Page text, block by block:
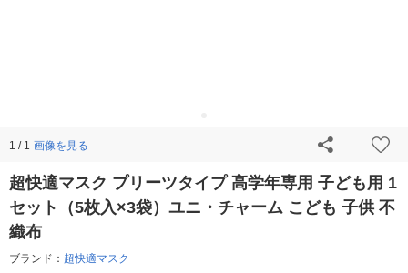
1 / 1 画像を見る
超快適マスク プリーツタイプ 高学年専用 子ども用 1
セット（5枚入×3袋）ユニ・チャーム こども 子供 不
織布
ブランド： 超快適マスク